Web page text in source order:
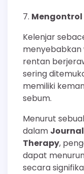
Mengontrol
Kelenjar
rentan
sering
memiliki
sebum.
Menurut
dalam
Therapy,
dapat
secara